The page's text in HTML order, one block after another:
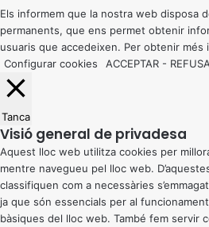
button
Els informem que la nostra web disposa
permanents, que ens permet obtenir
usuaris que accedeixen. Per obtenir més
Configurar cookies
ACCEPTAR -
Tanca
Visió general de privadesa
Aquest lloc web utilitza cookies per
mentre navegueu pel lloc web.
classifiquen com a necessàries
ja que són essencials per al
bàsiques del lloc web. També fem servir